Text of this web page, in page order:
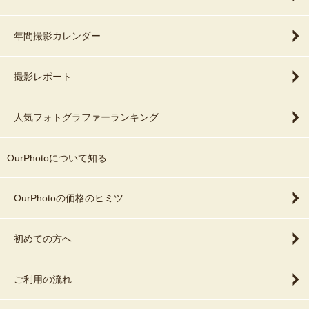
年間撮影カレンダー
撮影レポート
人気フォトグラファーランキング
OurPhotoについて知る
OurPhotoの価格のヒミツ
初めての方へ
ご利用の流れ